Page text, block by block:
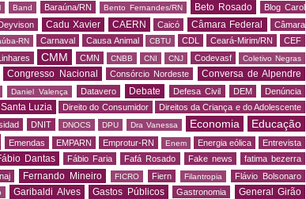
Band Baraúna/RN Bento Fernandes/RN Beto Rosado
Blog Carol
Cadu Xavier CAERN Caicó Câmara Federal
Câmara
RN Carnaval Causa Animal CBTU CDL Ceará-Mirim/RN CEF
CMM CMN CNBB CNI CNJ Codevasf Coletivo Negras
Congresso Nacional Consórcio Nordeste Conversa de Alpendre
Daniel Valença Datavero Debate Defesa Civil DEM Denúncia
Luzia Direito do Consumidor Direitos da Criança e do Adolescente
DNIT DNOCS DPU Dra Vanessa Economia Educação
Emendas EMPARN Emprotur-RN Enem Energia eólica Entrevista
Dantas Fábio Faria Fafá Rosado Fake news fatima bezerra
Fernando Mineiro FICRO Fiern Filantropia Flávio Bolsonaro
Garibaldi Alves Gastos Públicos Gastronomia General Girão